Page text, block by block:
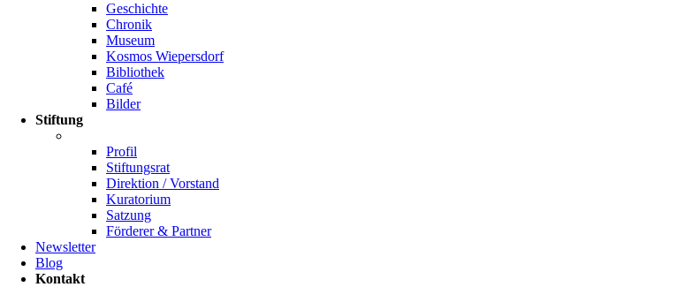
Geschichte
Chronik
Museum
Kosmos Wiepersdorf
Bibliothek
Café
Bilder
Stiftung
Profil
Stiftungsrat
Direktion / Vorstand
Kuratorium
Satzung
Förderer & Partner
Newsletter
Blog
Kontakt